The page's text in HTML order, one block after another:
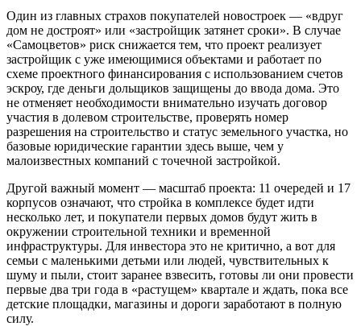
Один из главных страхов покупателей новостроек — «вдруг
дом не достроят» или «застройщик затянет сроки». В случае
«Самоцветов» риск снижается тем, что проект реализует
застройщик с уже имеющимися объектами и работает по
схеме проектного финансирования с использованием счетов
эскроу, где деньги дольщиков защищены до ввода дома. Это
не отменяет необходимости внимательно изучать договор
участия в долевом строительстве, проверять номер
разрешения на строительство и статус земельного участка, но
базовые юридические гарантии здесь выше, чем у
малоизвестных компаний с точечной застройкой.
Другой важный момент — масштаб проекта: 11 очередей и 17
корпусов означают, что стройка в комплексе будет идти
несколько лет, и покупатели первых домов будут жить в
окружении строительной техники и временной
инфраструктуры. Для инвестора это не критично, а вот для
семьи с маленькими детьми или людей, чувствительных к
шуму и пыли, стоит заранее взвесить, готовы ли они провести
первые два три года в «растущем» квартале и ждать, пока все
детские площадки, магазины и дороги заработают в полную
силу.